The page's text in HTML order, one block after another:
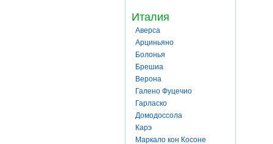
Италия
Аверса
Арциньяно
Болонья
Брешиа
Верона
Галено Фуцечио
Гарласко
Домодоссола
Карэ
Маркало кон Косоне